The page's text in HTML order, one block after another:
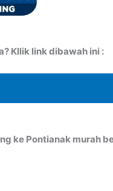
Kllik link dibawah ini :
ke Pontianak murah